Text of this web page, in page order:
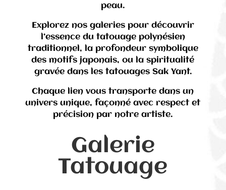
peau.
Explorez nos galeries pour découvrir
l’essence du tatouage polynésien
traditionnel, la profondeur symbolique
des motifs japonais, ou la spiritualité
gravée dans les tatouages Sak Yant.
Chaque lien vous transporte dans un
univers unique, façonné avec respect et
précision par notre artiste.
Galerie
Tatouage